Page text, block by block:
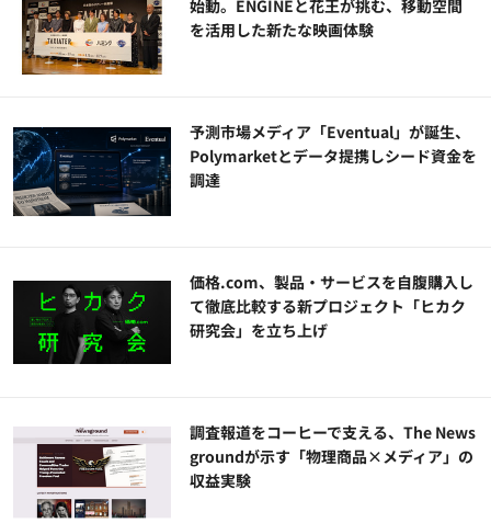
始動。ENGINEと花王が挑む、移動空間
を活用した新たな映画体験
予測市場メディア「Eventual」が誕生、
Polymarketとデータ提携しシード資金を
調達
価格.com、製品・サービスを自腹購入し
て徹底比較する新プロジェクト「ヒカク
研究会」を立ち上げ
調査報道をコーヒーで支える、The News
groundが示す「物理商品×メディア」の
収益実験